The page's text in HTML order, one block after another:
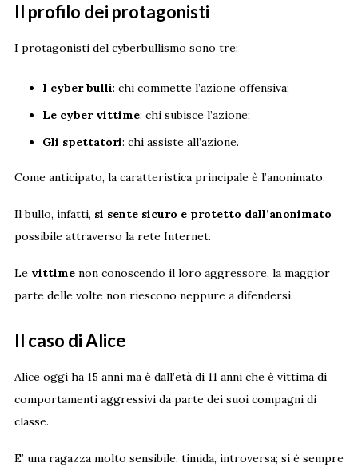
Il profilo dei protagonisti
I protagonisti del cyberbullismo sono tre:
I cyber bulli: chi commette l’azione offensiva;
Le cyber vittime: chi subisce l’azione;
Gli spettatori: chi assiste all’azione.
Come anticipato, la caratteristica principale è l’anonimato.
Il bullo, infatti, si sente sicuro e protetto dall’anonimato
possibile attraverso la rete Internet.
Le vittimenon conoscendo il loro aggressore, la maggior
parte delle volte non riescono neppure a difendersi.
Il caso di Alice
Alice oggi ha 15 anni ma è dall’età di 11 anni che è vittima di
comportamenti aggressivi da parte dei suoi compagni di
classe.
E’ una ragazza molto sensibile, timida, introversa; si è sempre